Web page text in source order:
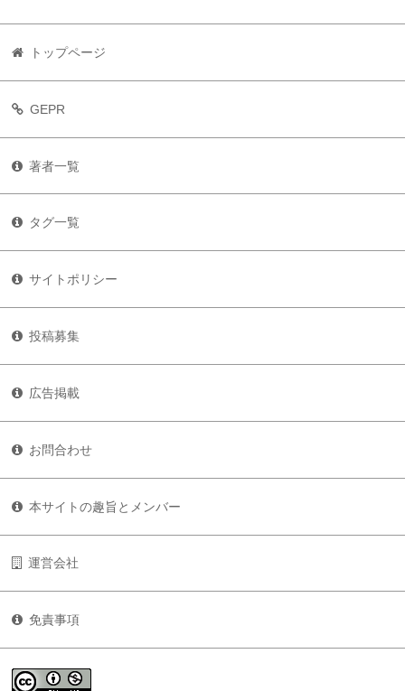
トップページ
GEPR
著者一覧
タグ一覧
サイトポリシー
投稿募集
広告掲載
お問合わせ
本サイトの趣旨とメンバー
運営会社
免責事項